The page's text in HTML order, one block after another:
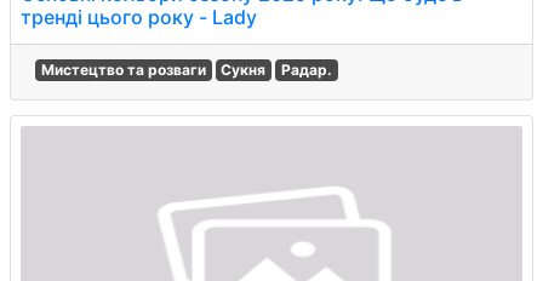
тренді цього року - Lady
Мистецтво та розваги Сукня Радар.